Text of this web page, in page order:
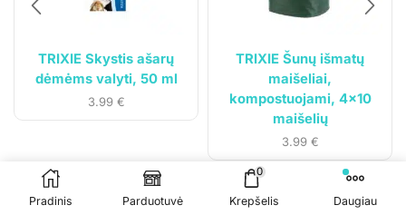
TRIXIE Skystis ašarų
dėmėms valyti, 50 ml
3.99 €
TRIXIE Šunų išmatų
maišeliai,
kompostuojami, 4×10
maišelių
3.99 €
. Visos teisės saugomos.
Sprendimas: Čypas.lt
Pradinis Parduotuvė
0
Krepšelis Daugiau